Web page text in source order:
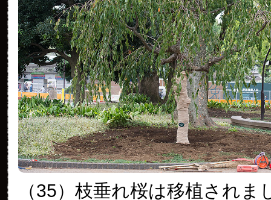
（35）枝垂れ桜は移植されま